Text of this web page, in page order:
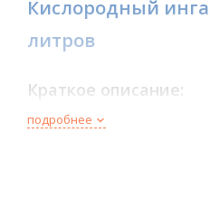
Кислородный
литров
Краткое описание:
Источником кислорода
подробнее